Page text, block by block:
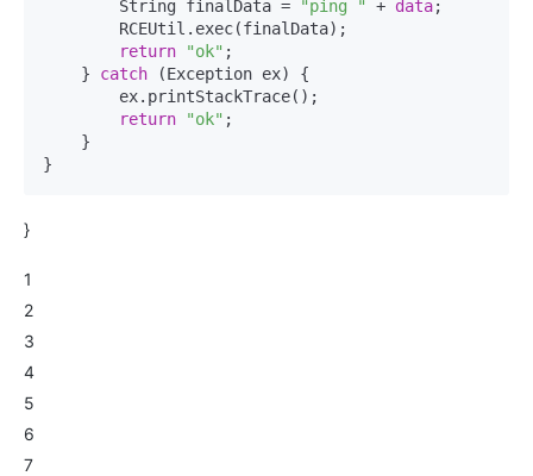
        String finalData =
"ping " + data;
return
"ok" ;
    }
catch (Exception ex) {
return
"ok" ;
}
1
2
3
4
5
6
7